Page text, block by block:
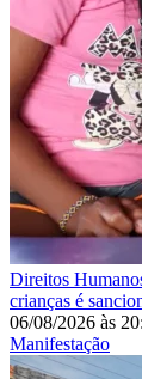
Direitos
crianças é
06/08/2026 às
Manifestação